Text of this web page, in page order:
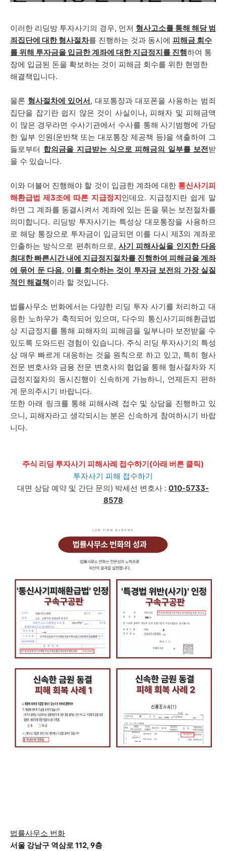
이러한 리딩방 투자사기의 경우, 먼저 형사고소를 통해 해당 범
죄집단에 대한 형사절차를 진행하는 것과 동시에 피해금 회수
를 위해 투자금을 입금한 계좌에 대한 지급정지를 진행하여 통
장에 입금된 돈을 확보하는 것이 피해금 회수를 위한 현명한
해결책입니다.
물론 형사절차에 있어서, 대포통장과 대포폰을 사용하는 범죄
집단을 잡기란 쉽지 않은 것이 사실이나, 피해자 및 피해금액
이 많은 경우라면 수사기관에서 수사를 통해 사기범행에 가담
한 일부 인원(운반책 또는 대포통장 제공책 등)을 색출하여 그
들로부터 합의금을 지급받는 식으로 피해금의 일부를 보전받
을 수 있습니다.
이와 더불어 진행해야 할 것이 입금한 계좌에 대한 통신사기피
해환급법 제3조에 따른 지급정지인데요. 지급정지란 쉽게 말
하면 그 계좌를 동결시켜서 계좌에 있는 돈을 묶는 보전절차를
의미합니다. 리딩방 투자사기는 특성상 대포통장을 사용하므
로 해당 통장으로 투자금이 입금되면 이를 다시 제3의 계좌로
인출하는 방식으로 편취하므로, 사기 피해사실을 인지한 다음
최대한 빠른시간 내에 지급정지절차를 진행하여 피해금을 계좌
에 묶어 둔 다음, 이를 회수하는 것이 투자금 보전의 가장 실질
적인 해결책이라 할 것입니다.
법률사무소 번화에서는 다양한 리딩 투자 사기를 처리하고 대
응한 노하우가 축적되어 있으며, 다수의 통신사기피해환급법
상 지급정지를 통해 피해자의 피해금을 일부나마 보전받을 수
있도록 도와드린 경험이 있습니다. 주식 리딩 투자사기의 특성
상 매우 빠르게 대응하는 것을 원칙으로 하고 있고, 특히 형사
전문 변호사와 금융 전문 변호사의 협업을 통해 형사절차와 지
급정지절차의 동시진행이 신속하게 가능하니, 언제든지 편하
게 문의주시기 바랍니다.
또한 아래 링크를 통해 피해사례 접수 및 상담을 진행하고 있
으니, 피해자라고 생각되시는 분은 신속하게 참여하시기 바랍
니다.
주식 리딩 투자사기 피해사례 접수하기(아래 버튼 클릭)
투자사기 피해 접수하기
대면 상담 예약 및 간단 문의) 박세선 변호사 : 010-5733-
8578
법률사무소 번화
서울 강남구 역삼로 112, 9층